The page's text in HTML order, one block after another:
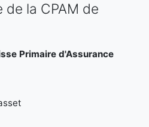
la CPAM de
Primaire d'Assurance